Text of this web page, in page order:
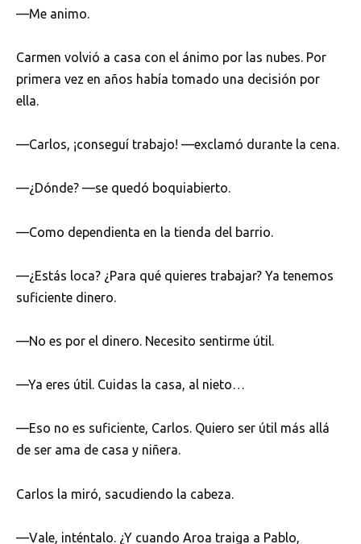
—Me animo.
Carmen volvió a casa con el ánimo por las nubes. Por
primera vez en años había tomado una decisión por
ella.
—Carlos, ¡conseguí trabajo! —exclamó durante la cena.
—¿Dónde? —se quedó boquiabierto.
—Como dependienta en la tienda del barrio.
—¿Estás loca? ¿Para qué quieres trabajar? Ya tenemos
suficiente dinero.
—No es por el dinero. Necesito sentirme útil.
—Ya eres útil. Cuidas la casa, al nieto…
—Eso no es suficiente, Carlos. Quiero ser útil más allá
de ser ama de casa y niñera.
Carlos la miró, sacudiendo la cabeza.
—Vale, inténtalo. ¿Y cuando Aroa traiga a Pablo,